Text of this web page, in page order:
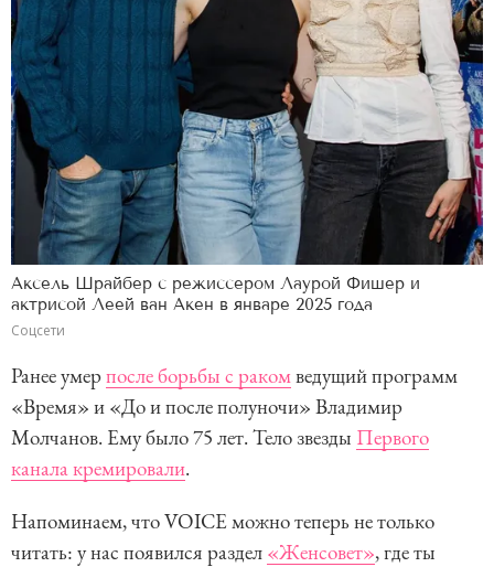
Аксель Шрайбер с режиссером Лаурой Фишер и
актрисой Леей ван Акен в январе 2025 года
Соцсети
Ранее умерпосле борьбы с ракомведущий программ
«Время» и «До и после полуночи» Владимир
Молчанов. Ему было 75 лет. Тело звезды Первого
канала кремировали.
Напоминаем, что VOICE можно теперь не только
читать: у нас появился раздел «Женсовет», где ты